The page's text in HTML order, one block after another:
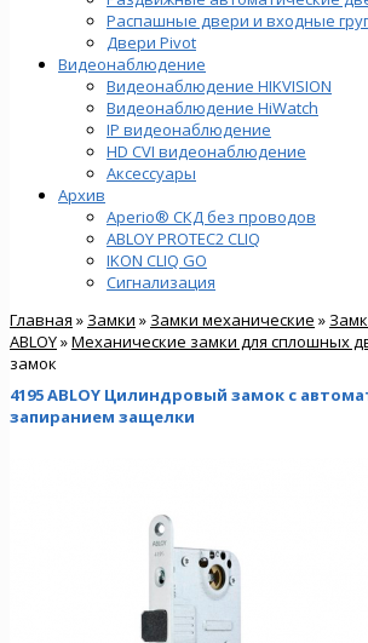
Распашные двери и входные
Двери Pivot
Видеонаблюдение
Видеонаблюдение HIKVISION
Видеонаблюдение HiWatch
IP видеонаблюдение
HD CVI видеонаблюдение
Аксессуары
Архив
Aperio® СКД без проводов
ABLOY PROTEC2 CLIQ
IKON CLIQ GO
Сигнализация
Главная » Замки » Замки механические »
ABLOY»Механические замки для сплошных
замок
4195 ABLOY Цилиндровый замок с
запиранием защелки